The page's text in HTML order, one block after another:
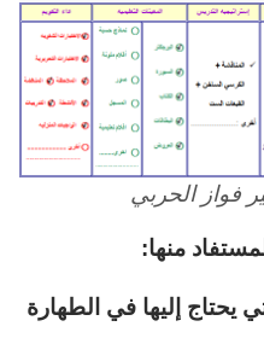
فواز الحربي
منها:
يحتاج إليها في الطهارة